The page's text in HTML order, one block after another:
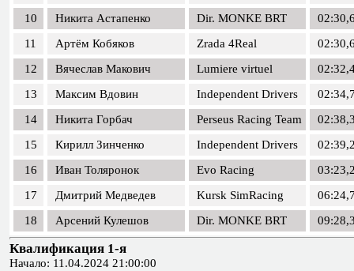
10
Никита Астапенко Dir. MONKE BRT
11
Артём Кобяков Zrada 4Real
12
Вячеслав Макович Lumiere virtuel
13
Максим Вдовин Independent Drivers
14
Никита Горбач Perseus Racing Team
15
Кирилл Зинченко Independent Drivers
16
Иван Толяронок Evo Racing
17
Дмитрий Медведев Kursk SimRacing
18
Арсений Кулешов Dir. MONKE BRT
Квалификация 1-я
Начало: 11.04.2024 21:00:00